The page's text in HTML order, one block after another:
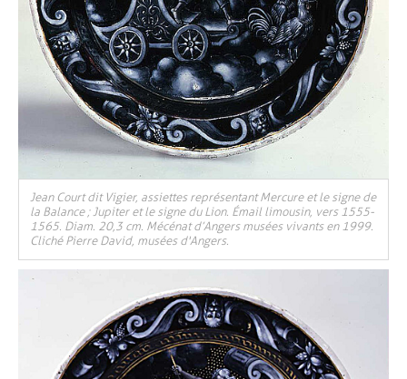
Jean Court dit Vigier, assiettes représentant Mercure et le signe de
la Balance ; Jupiter et le signe du Lion. Émail limousin, vers 1555-
1565. Diam. 20,3 cm. Mécénat d’Angers musées vivants en 1999.
Cliché Pierre David, musées d'Angers.